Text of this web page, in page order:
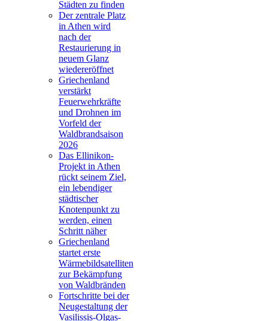
Städten zu finden
Der zentrale Platz
in Athen wird
nach der
Restaurierung in
neuem Glanz
wiedereröffnet
Griechenland
verstärkt
Feuerwehrkräfte
und Drohnen im
Vorfeld der
Waldbrandsaison
2026
Das Ellinikon-
Projekt in Athen
rückt seinem Ziel,
ein lebendiger
städtischer
Knotenpunkt zu
werden, einen
Schritt näher
Griechenland
startet erste
Wärmebildsatelliten
zur Bekämpfung
von Waldbränden
Fortschritte bei der
Neugestaltung der
Vasilissis-Olgas-